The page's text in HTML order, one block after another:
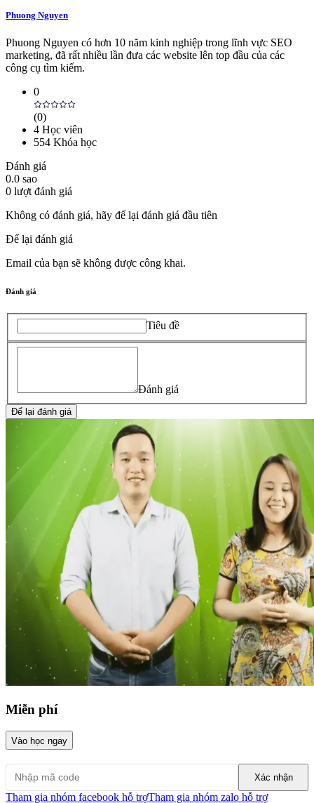
Phuong Nguyen
Phuong Nguyen có hơn 10 năm kinh nghiệp trong lĩnh vực SEO
marketing, đã rất nhiều lần đưa các website lên top đầu của các
công cụ tìm kiếm.
0
(0)
4 Học viên
554 Khóa học
Đánh giá
0.0 sao
0 lượt đánh giá
Không có đánh giá, hãy để lại đánh giá đầu tiên
Để lại đánh giá
Email của bạn sẽ không được công khai.
Đánh giá
Tiêu đề
Đánh giá
Để lại đánh giá
Miễn phí
Vào học ngay
Xác nhận
Tham gia nhóm facebook hỗ trợTham gia nhóm zalo hỗ trợ